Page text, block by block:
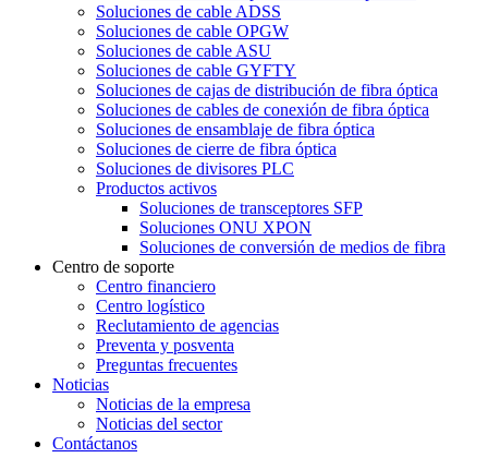
Soluciones de cable ADSS
Soluciones de cable OPGW
Soluciones de cable ASU
Soluciones de cable GYFTY
Soluciones de cajas de distribución de fibra óptica
Soluciones de cables de conexión de fibra óptica
Soluciones de ensamblaje de fibra óptica
Soluciones de cierre de fibra óptica
Soluciones de divisores PLC
Productos activos
Soluciones de transceptores SFP
Soluciones ONU XPON
Soluciones de conversión de medios de fibra
Centro de soporte
Centro financiero
Centro logístico
Reclutamiento de agencias
Preventa y posventa
Preguntas frecuentes
Noticias
Noticias de la empresa
Noticias del sector
Contáctanos